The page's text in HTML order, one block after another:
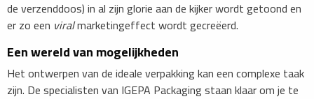
de verzenddoos) in al zijn glorie aan de kijker wordt getoond en
er zo een viralmarketingeffect wordt gecreëerd.
Een wereld van mogelijkheden
Het ontwerpen van de ideale verpakking kan een complexe taak
zijn. De specialisten van IGEPA Packaging staan klaar om je te